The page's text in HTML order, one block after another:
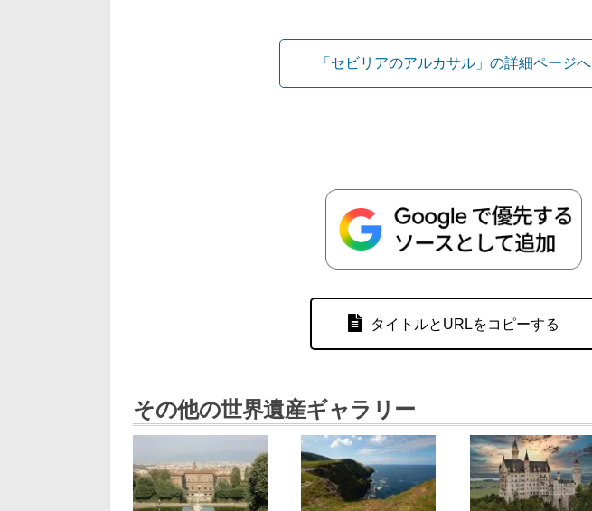
「セビリアのアルカサル」の詳細ページへ
タイトルとURLをコピーする
その他の世界遺産ギャラリー